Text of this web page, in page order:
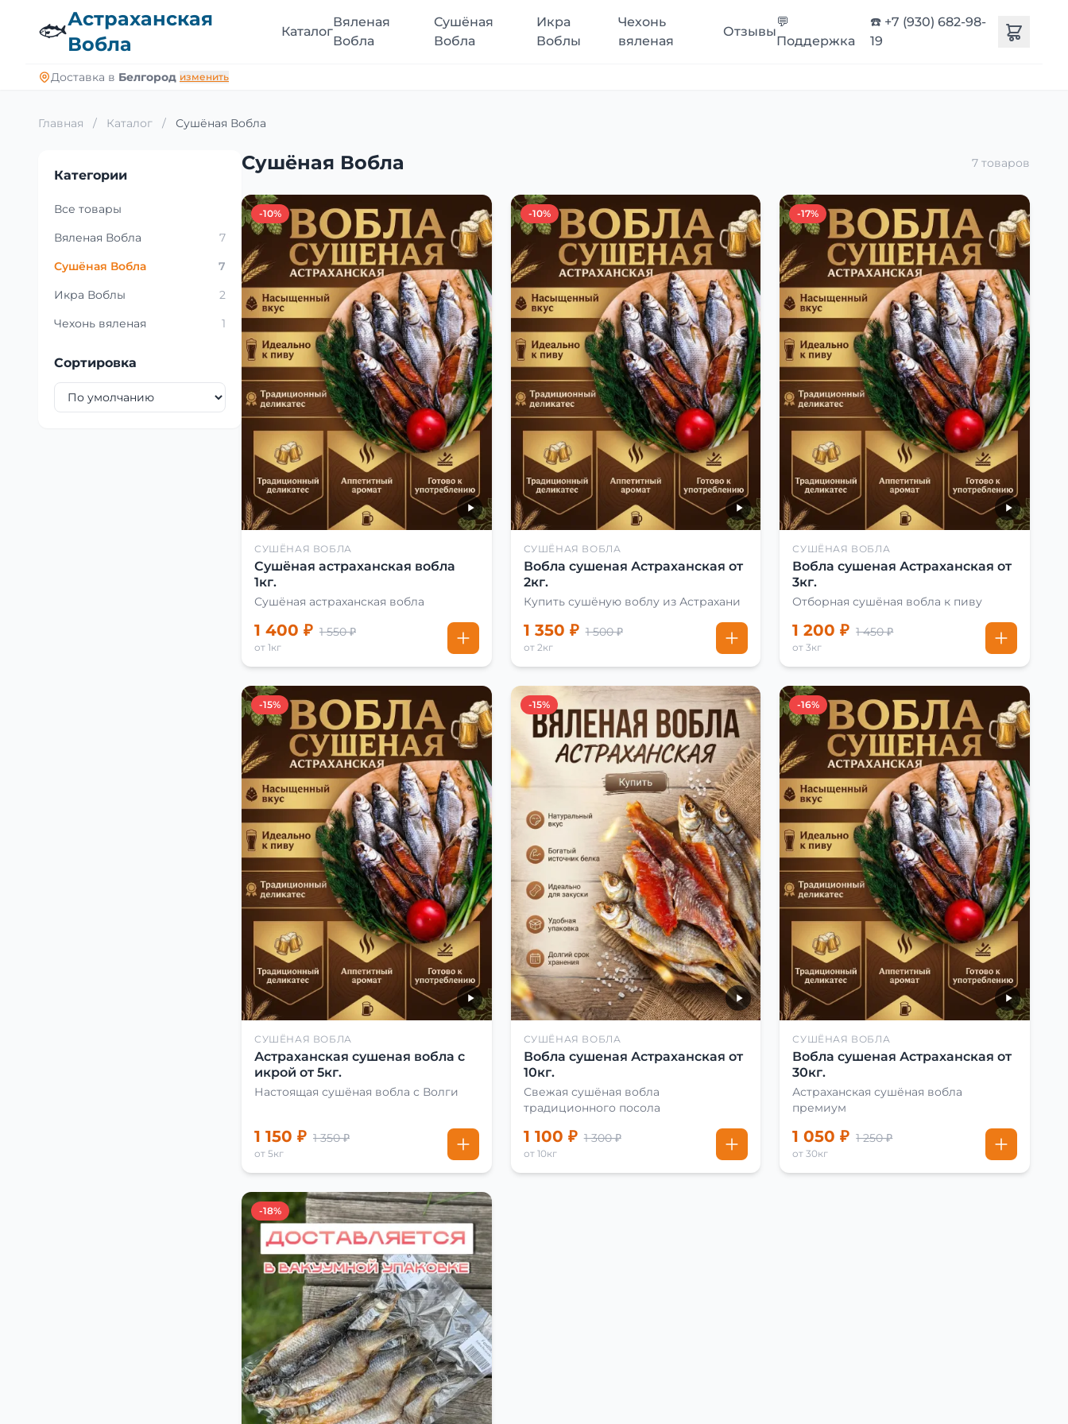
🐟Астраханская
Вобла
Каталог
Вяленая
Вобла
Сушёная
Вобла
Икра
Воблы
Чехонь
вяленая
Отзывы
💬
Поддержка
☎️ +7 (930) 682-98-
19
Доставка в Белгород изменить
Главная / Каталог / Сушёная Вобла
Категории
Все товары
Вяленая Вобла
7
Сушёная Вобла
7
Икра Воблы
2
Чехонь вяленая
1
Сортировка
Сушёная Вобла 7 товаров
-10%
СУШЁНАЯ ВОБЛА
Сушёная астраханская вобла
1кг.
Сушёная астраханская вобла
1 400 ₽ 1 550 ₽
от 1кг
-10%
СУШЁНАЯ ВОБЛА
Вобла сушеная Астраханская от
2кг.
Купить сушёную воблу из Астрахани
1 350 ₽ 1 500 ₽
от 2кг
-17%
СУШЁНАЯ ВОБЛА
Вобла сушеная Астраханская от
3кг.
Отборная сушёная вобла к пиву
1 200 ₽ 1 450 ₽
от 3кг
-15%
СУШЁНАЯ ВОБЛА
Астраханская сушеная вобла с
икрой от 5кг.
Настоящая сушёная вобла с Волги
1 150 ₽ 1 350 ₽
от 5кг
-15%
СУШЁНАЯ ВОБЛА
Вобла сушеная Астраханская от
10кг.
Свежая сушёная вобла
традиционного посола
1 100 ₽ 1 300 ₽
от 10кг
-16%
СУШЁНАЯ ВОБЛА
Вобла сушеная Астраханская от
30кг.
Астраханская сушёная вобла
премиум
1 050 ₽ 1 250 ₽
от 30кг
-18%